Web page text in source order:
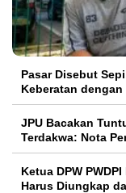
Pasar Disebut
Keberatan
JPU Bacakan
Terdakwa: Nota
Ketua DPW
Harus Diungkap